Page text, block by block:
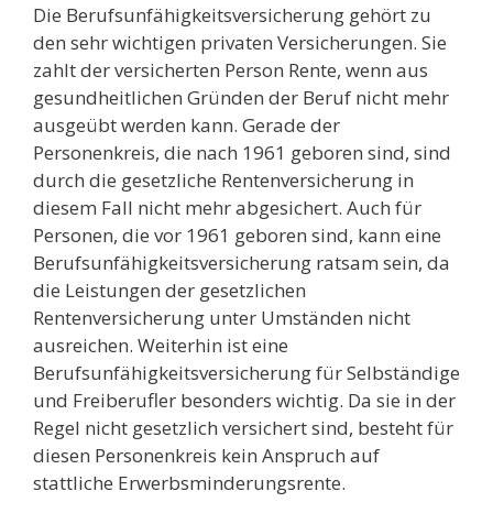
Die Berufsunfähigkeitsversicherung gehört zu
den sehr wichtigen privaten Versicherungen. Sie
zahlt der versicherten Person Rente, wenn aus
gesundheitlichen Gründen der Beruf nicht mehr
ausgeübt werden kann. Gerade der
Personenkreis, die nach 1961 geboren sind, sind
durch die gesetzliche Rentenversicherung in
diesem Fall nicht mehr abgesichert. Auch für
Personen, die vor 1961 geboren sind, kann eine
Berufsunfähigkeitsversicherung ratsam sein, da
die Leistungen der gesetzlichen
Rentenversicherung unter Umständen nicht
ausreichen. Weiterhin ist eine
Berufsunfähigkeitsversicherung für Selbständige
und Freiberufler besonders wichtig. Da sie in der
Regel nicht gesetzlich versichert sind, besteht für
diesen Personenkreis kein Anspruch auf
stattliche Erwerbsminderungsrente.